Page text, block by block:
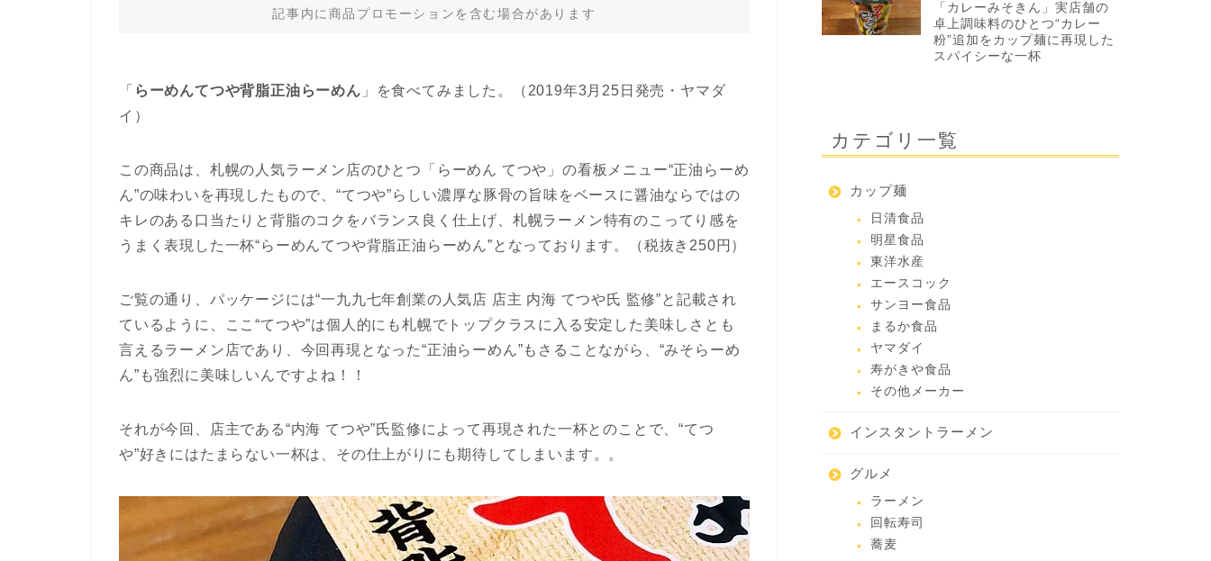
記事内に商品プロモーションを含む場合があります
「 らーめんてつや背脂正油らーめん 」を食べてみました。（2019年3月25日発売・ヤマダ
イ）
この商品は、札幌の人気ラーメン店のひとつ「らーめん てつや」の看板メニュー“正油らーめ
ん”の味わいを再現したもので、“てつや”らしい濃厚な豚骨の旨味をベースに醤油ならではの
キレのある口当たりと背脂のコクをバランス良く仕上げ、札幌ラーメン特有のこってり感を
うまく表現した一杯“らーめんてつや背脂正油らーめん”となっております。（税抜き250円）
ご覧の通り、パッケージには“一九九七年創業の人気店 店主 内海 てつや氏 監修”と記載され
ているように、ここ“てつや”は個人的にも札幌でトップクラスに入る安定した美味しさとも
言えるラーメン店であり、今回再現となった“正油らーめん”もさることながら、“みそらーめ
ん”も強烈に美味しいんですよね！！
それが今回、店主である“内海 てつや”氏監修によって再現された一杯とのことで、“てつ
や”好きにはたまらない一杯は、その仕上がりにも期待してしまいます。。
「カレーみそきん」実店舗の
卓上調味料のひとつ“カレー
粉”追加をカップ麺に再現した
スパイシーな一杯
カテゴリ一覧
カップ麺
日清食品
明星食品
東洋水産
エースコック
サンヨー食品
まるか食品
ヤマダイ
寿がきや食品
その他メーカー
インスタントラーメン
グルメ
ラーメン
回転寿司
蕎麦